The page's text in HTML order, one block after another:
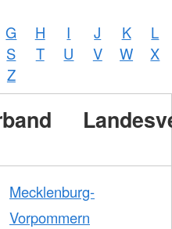
G H I J K
L
S T U V W
X
Z
Mecklenburg-
Vorpommern